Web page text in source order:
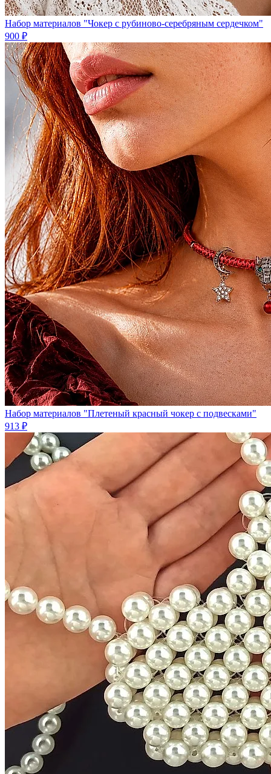
Набор материалов "Чокер с рубиново-серебряным сердечком"
900 ₽
Набор материалов "Плетеный красный чокер с подвесками"
913 ₽